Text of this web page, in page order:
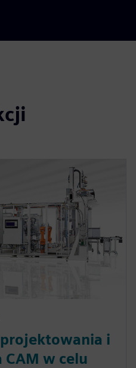
i
w celu